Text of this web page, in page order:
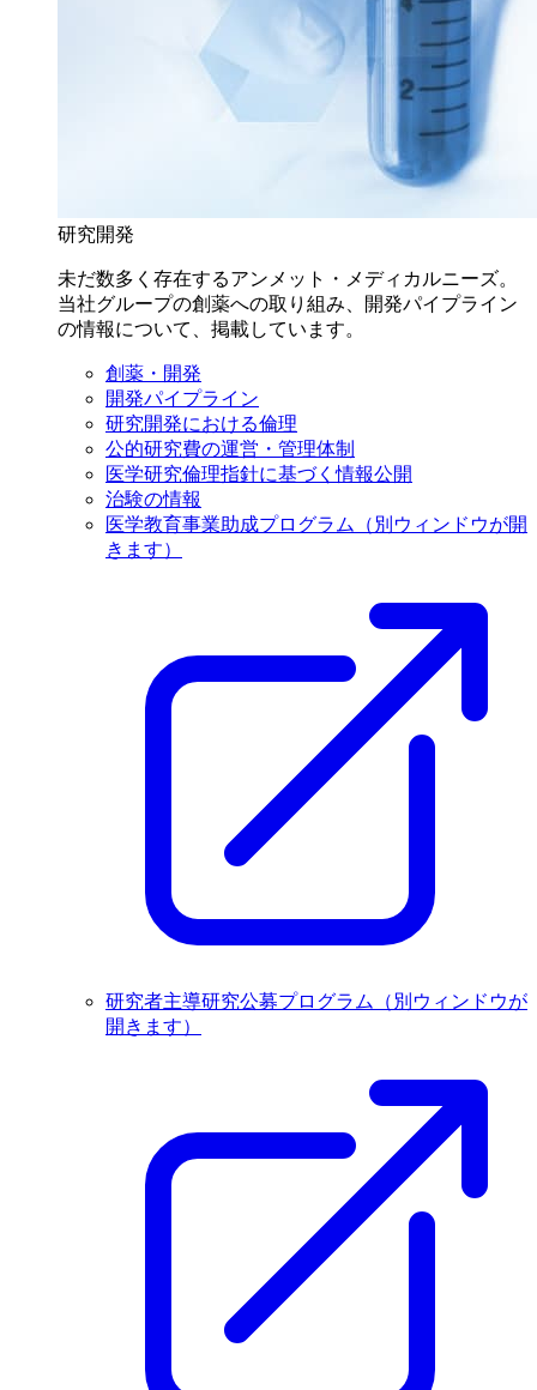
研究開発
未だ数多く存在するアンメット・メディカルニーズ。
当社グループの創薬への取り組み、開発パイプライン
の情報について、掲載しています。
創薬・開発
開発パイプライン
研究開発における倫理
公的研究費の運営・管理体制
医学研究倫理指針に基づく情報公開
治験の情報
医学教育事業助成プログラム
（別ウィンドウが開
きます）
研究者主導研究公募プログラム
（別ウィンドウが
開きます）